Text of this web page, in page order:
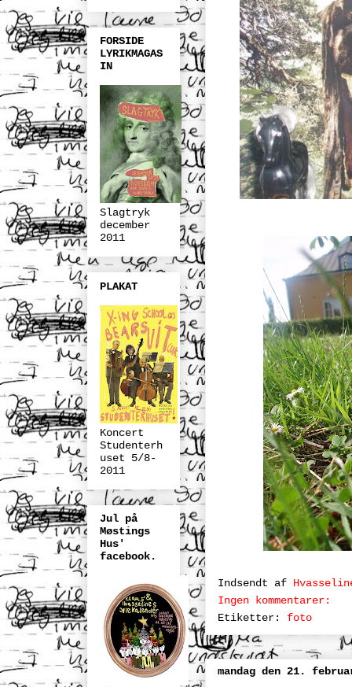
Indsendt af
Ingen kommentarer:
Etiketter: foto
mandag den 21.
FORSIDE
LYRIKMAGAS
IN
Slagtryk
december
2011
PLAKAT
Koncert
Studenterh
uset 5/8-
2011
Jul på
Møstings
Hus'
facebook.